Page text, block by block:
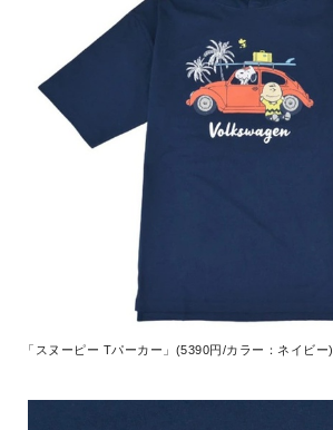
「スヌーピー Tパーカー」(5390円/カラー：ネイビー)